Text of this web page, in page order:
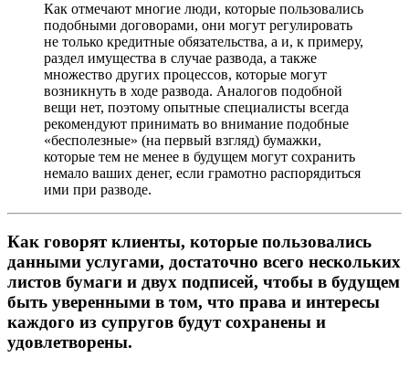
Как отмечают многие люди, которые пользовались
подобными договорами, они могут регулировать
не только кредитные обязательства, а и, к примеру,
раздел имущества в случае развода, а также
множество других процессов, которые могут
возникнуть в ходе развода. Аналогов подобной
вещи нет, поэтому опытные специалисты всегда
рекомендуют принимать во внимание подобные
«бесполезные» (на первый взгляд) бумажки,
которые тем не менее в будущем могут сохранить
немало ваших денег, если грамотно распорядиться
ими при разводе.
Как говорят клиенты, которые пользовались
данными услугами, достаточно всего нескольких
листов бумаги и двух подписей, чтобы в будущем
быть уверенными в том, что права и интересы
каждого из супругов будут сохранены и
удовлетворены.